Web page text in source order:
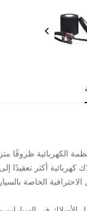
الكهربائية
كهربائية أكثر
الخاصة